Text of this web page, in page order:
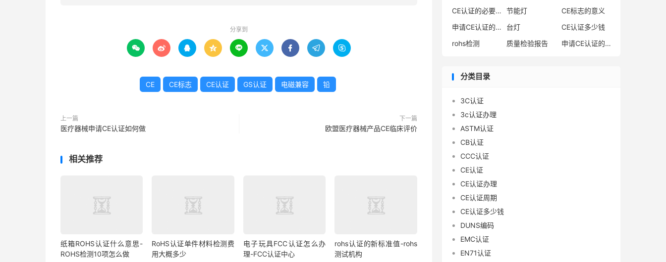
分享到
        
CE CE标志 CE认证 GS认证 电磁兼容 铅
上一篇
医疗器械申请CE认证如何做
下一篇
欧盟医疗器械产品CE临床评价
相关推荐
纸箱ROHS认证什么意思-
ROHS检测10项怎么做
RoHS认证单件材料检测费
用大概多少
电子玩具FCC认证怎么办
理-FCC认证中心
rohs认证的新标准值-rohs
测试机构
CE认证的必要性
节能灯
CE标志的意义
申请CE认证的必要性
台灯
CE认证多少钱
rohs检测
质量检验报告 申请CE认证的好处
分类目录
3C认证
3c认证办理
ASTM认证
CB认证
CCC认证
CE认证
CE认证办理
CE认证周期
CE认证多少钱
DUNS编码
EMC认证
EN71认证